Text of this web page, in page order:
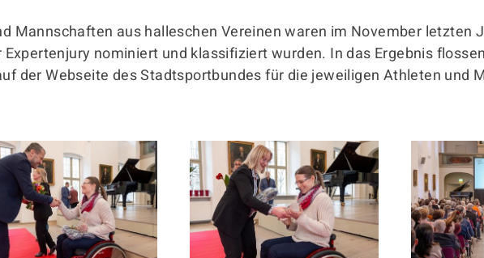
Mannschaften aus halleschen Vereinen waren im November letzten
nominiert und klassifiziert wurden. In das Ergebnis
der Webseite des Stadtsportbundes für die jeweiligen Athleten und